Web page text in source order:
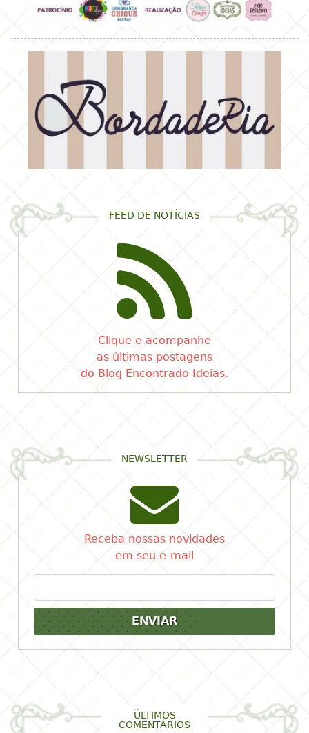
FEED DE NOTÍCIAS
Clique e acompanhe
as últimas postagens
do Blog Encontrado Ideias.
NEWSLETTER
Receba nossas novidades
em seu e-mail
ENVIAR
ÚLTIMOS
COMENTÁRIOS